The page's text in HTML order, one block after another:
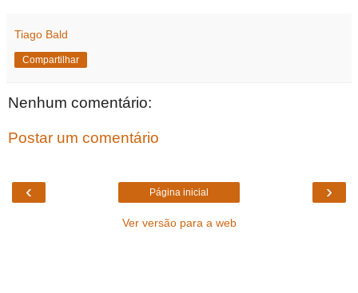
Tiago Bald
Compartilhar
Nenhum comentário:
Postar um comentário
‹ ›
Página inicial
Ver versão para a web